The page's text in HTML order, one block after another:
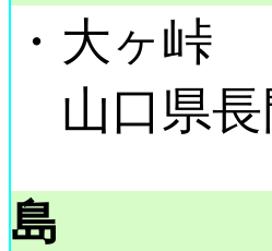
・大ヶ峠
山口県長
島